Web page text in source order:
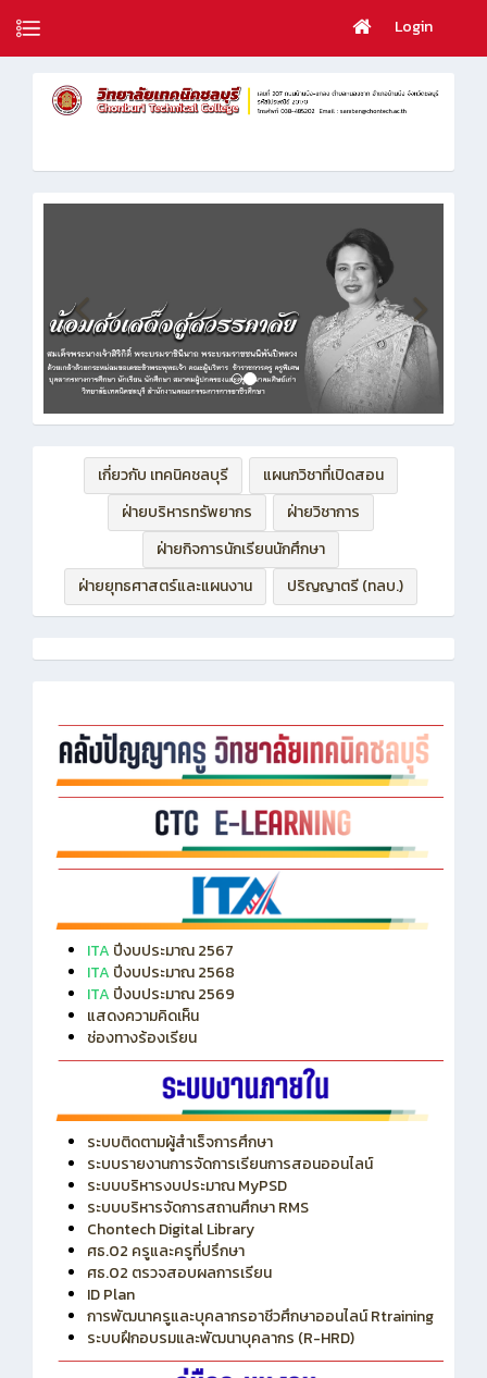
Login
เกี่ยวกับ เทคนิคชลบุรี
แผนกวิชาที่เปิดสอน
ฝ่ายบริหารทรัพยากร
ฝ่ายวิชาการ
ฝ่ายกิจการนักเรียนนักศึกษา
ฝ่ายยุทธศาสตร์และแผนงาน
ปริญญาตรี (ทลบ.)
ITA ปีงบประมาณ 2567
ITA ปีงบประมาณ 2568
ITA ปีงบประมาณ 2569
แสดงความคิดเห็น
ช่องทางร้องเรียน
ระบบติดตามผู้สำเร็จการศึกษา
ระบบรายงานการจัดการเรียนการสอนออนไลน์
ระบบบริหารงบประมาณ MyPSD
ระบบบริหารจัดการสถานศึกษา RMS
Chontech Digital Library
ศธ.02 ครูและครูที่ปรึกษา
ศธ.02 ตรวจสอบผลการเรียน
ID Plan
การพัฒนาครูและบุคลากรอาชีวศึกษาออนไลน์ Rtraining
ระบบฝึกอบรมและพัฒนาบุคลากร (R-HRD)